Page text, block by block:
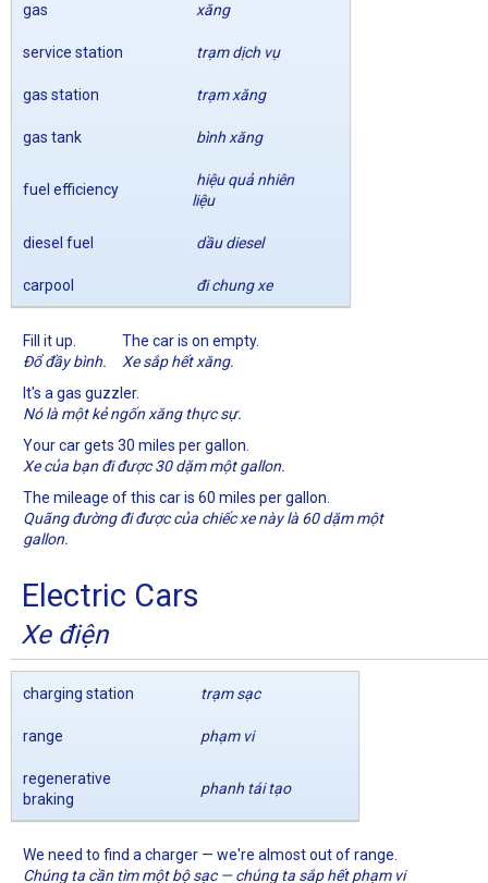
gas xăng
service station trạm dịch vụ
gas station trạm xăng
gas tank bình xăng
fuel efficiency
hiệu quả nhiên
liệu
diesel fuel dầu diesel
carpool đi chung xe
Fill it up.
Đổ đầy bình.
The car is on empty.
Xe sắp hết xăng.
It's a gas guzzler.
Nó là một kẻ ngốn xăng thực sự.
Your car gets 30 miles per gallon.
Xe của bạn đi được 30 dặm một gallon.
The mileage of this car is 60 miles per gallon.
Quãng đường đi được của chiếc xe này là 60 dặm một
gallon.
Electric Cars
Xe điện
charging station trạm sạc
range phạm vi
regenerative
braking
phanh tái tạo
We need to find a charger — we're almost out of range.
Chúng ta cần tìm một bộ sạc — chúng ta sắp hết phạm vi